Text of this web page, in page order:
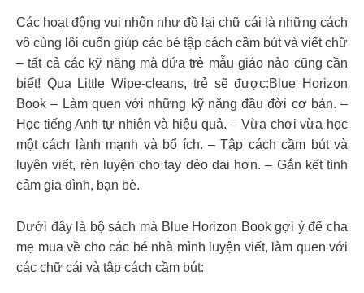
Các hoạt động vui nhộn như đồ lại chữ cái là những cách
vô cùng lôi cuốn giúp các bé tập cách cầm bút và viết chữ
– tất cả các kỹ năng mà đứa trẻ mẫu giáo nào cũng cần
biết! Qua Little Wipe-cleans, trẻ sẽ được:Blue Horizon
Book – Làm quen với những kỹ năng đầu đời cơ bản. –
Học tiếng Anh tự nhiên và hiệu quả. – Vừa chơi vừa học
một cách lành mạnh và bổ ích. – Tập cách cầm bút và
luyện viết, rèn luyện cho tay dẻo dai hơn. – Gắn kết tình
cảm gia đình, bạn bè.
Dưới đây là bộ sách mà Blue Horizon Book gợi ý để cha
mẹ mua về cho các bé nhà mình luyện viết, làm quen với
các chữ cái và tập cách cầm bút: